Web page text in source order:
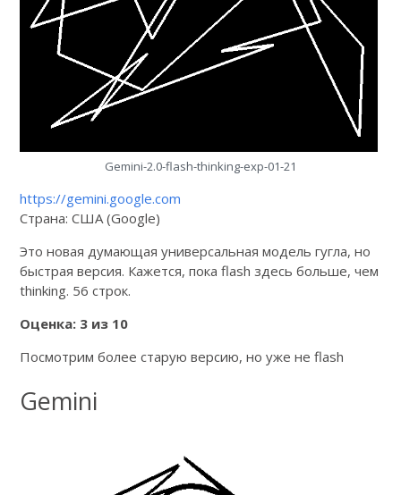
Gemini-2.0-flash-thinking-exp-01-21
https://gemini.google.com
Страна: США (Google)
Это новая думающая универсальная модель гугла, но
быстрая версия. Кажется, пока flash здесь больше, чем
thinking. 56 строк.
Оценка: 3 из 10
Посмотрим более старую версию, но уже не flash
Gemini